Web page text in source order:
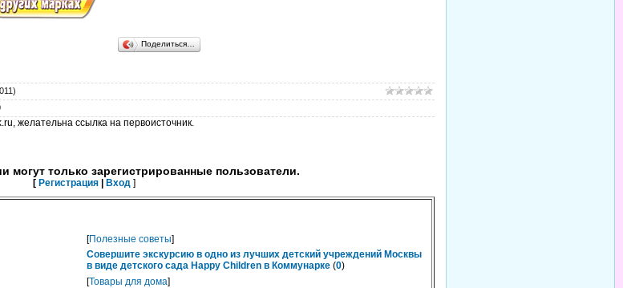
Поделиться…
желательна ссылка на первоисточник.
могут только зарегистрированные пользователи.
[ Регистрация Вход ]
[Полезные советы]
Совершите экскурсию в одно из лучших детский учреждений Москвы
в виде детского сада Happy Children в Коммунарке (0)
[Товары для дома]